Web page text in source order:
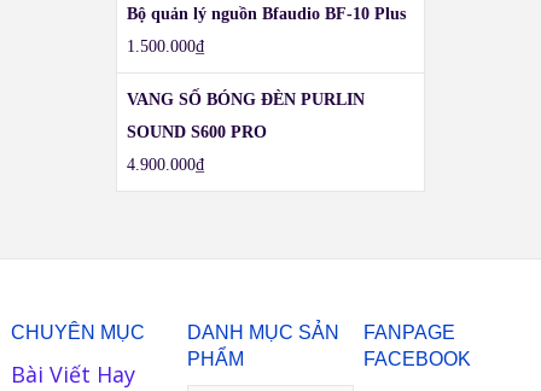
Bộ quản lý nguồn Bfaudio BF-10 Plus
1.500.000₫
VANG SỐ BÓNG ĐÈN PURLIN
SOUND S600 PRO
4.900.000₫
CHUYÊN MỤC
Bài Viết Hay
DANH MỤC SẢN
PHẨM
FANPAGE
FACEBOOK